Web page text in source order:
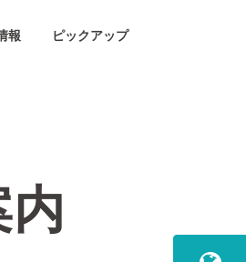
報 ピックアップ